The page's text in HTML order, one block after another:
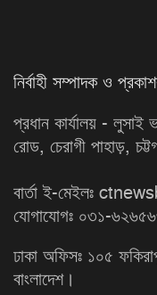
নির্বাহী সম্পাদক ও
প্রধান কার্যালয় -
রোড, চেরাগী পাহাড়,
বার্তা ই-মেইলঃ
যোগাযোগঃ ০৩১-
ঢাকা অফিসঃ ১০৫
বাংলাদেশ।